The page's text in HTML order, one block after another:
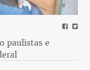
paulistas e